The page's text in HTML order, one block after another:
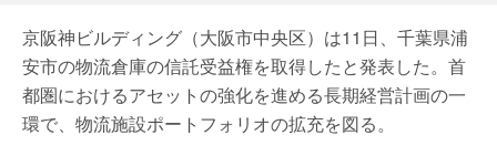
京阪神ビルディング（大阪市中央区）は11日、千葉県浦
安市の物流倉庫の信託受益権を取得したと発表した。首
都圏におけるアセットの強化を進める長期経営計画の一
環で、物流施設ポートフォリオの拡充を図る。